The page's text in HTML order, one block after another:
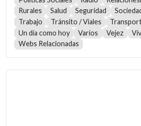
Rurales
Salud Seguridad
Trabajo
Tránsito / Viales
Un día como hoy
Varios Vejez
Webs Relacionadas